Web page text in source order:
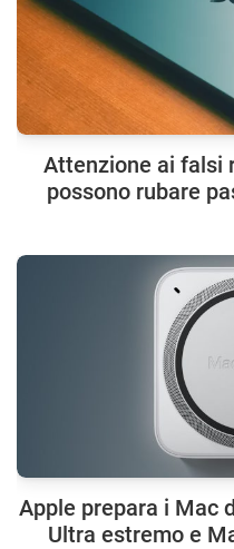
Attenzione ai falsi
possono rubare
Apple prepara i Mac
Ultra estremo e